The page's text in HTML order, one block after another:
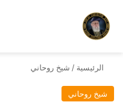
الرئيسية / شيخ روحاني
شيخ روحاني